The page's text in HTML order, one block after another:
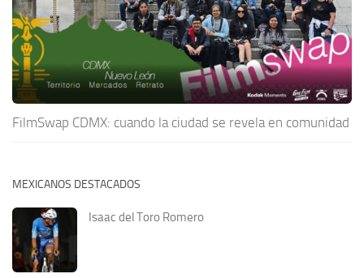
FilmSwap CDMX: cuando la ciudad se revela en comunidad
MEXICANOS DESTACADOS
Isaac del Toro Romero